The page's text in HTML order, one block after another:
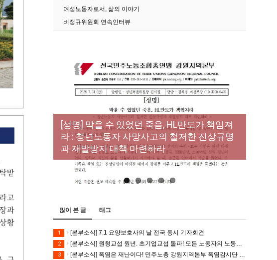
여성노동자로서, 삶의 이야기
비정규위원회 연속인터뷰
[성명] 막을 수 있었던 죽음, HL만도가 책임져
라 : 청년노동자 사망사고의 철저한 진상규명
과 재발방지 대책 마련하라
[산별소식] 건설산업연맹 플랜트건설노조 강
원충북지부
[강릉,속초,원주,춘천] 폭염감시단 사업 이모저
모
[조합원☆인터뷰] 서비스연맹 전국학교비정
규직노동조합 강원지부 김유미 춘천지회장
[본부소식] 강원지역 노동자 합창단 모임
많이 본 글 태그
1 [본부소식] 7.1 요양보호사의 날 전국 동시 기자회견
2 [본부소식] 원청교섭 원년. 초기업교섭 돌파! 모든 노동자의 노동기본권 쟁취! 민주노총 7.15 총파업대회
3 [본부소식] 폭염은 재난이다! 민주노총 강원지역본부 폭염감시단 선포 기자회견